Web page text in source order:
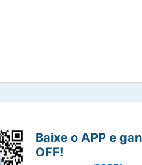
e Staphylococcus
Caso ocorra irritação e/
Baixe o APP e
OFF!